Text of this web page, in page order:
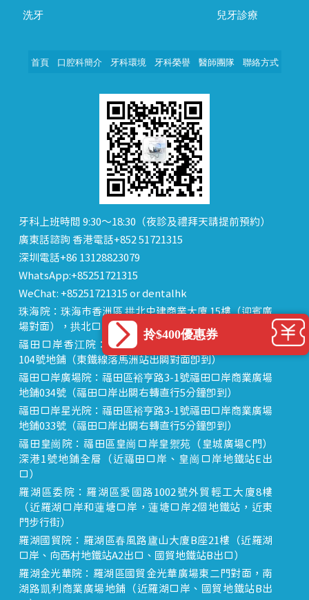
洗牙 兒牙診療
首頁 口腔科簡介 牙科環境 牙科榮譽 醫師團隊 聯絡方式
牙科上班時間 9:30～18:30（夜診及禮拜天請提前預約）
廣東話諮詢 香港電話+852 51721315
深圳電話+86 13128823079
WhatsApp:+85251721315
WeChat: +85251721315 or dentalhk
珠海院：珠海市香洲區 拱北中建商業大廈 15樓（迎賓廣
場對面），拱北口岸步行8分鐘直達
福田口岸香江院：福田區福田口岸正對面，海悅華城
104號地鋪（東鐵線落馬洲站出關對面即到）
福田口岸廣場院：福田區裕亨路3-1號福田口岸商業廣場
地鋪034號（福田口岸出關右轉直行5分鐘即到）
福田口岸星光院：福田區裕亨路3-1號福田口岸商業廣場
地鋪033號（福田口岸出關右轉直行5分鐘即到）
福田皇崗院：福田區皇崗口岸皇禦苑（皇城廣場C門）
深港1號地鋪全層（近福田口岸、皇崗口岸地鐵站E出
口）
羅湖區委院：羅湖區愛國路1002號外貿輕工大廈8樓
（近羅湖口岸和蓮塘口岸，蓮塘口岸2個地鐵站，近東
門步行街）
羅湖國貿院：羅湖區春風路廬山大廈B座21樓（近羅湖
口岸、向西村地鐵站A2出口、國貿地鐵站B出口）
羅湖金光華院：羅湖區國貿金光華廣場東二門對面，南
湖路凱利商業廣場地鋪（近羅湖口岸、國貿地鐵站B出
拎$400優惠券